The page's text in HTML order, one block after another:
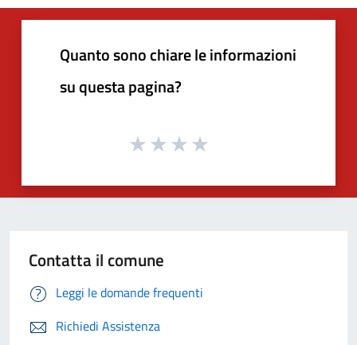
Quanto sono chiare le informazioni
su questa pagina?
Contatta il comune
Leggi le domande frequenti
Richiedi Assistenza